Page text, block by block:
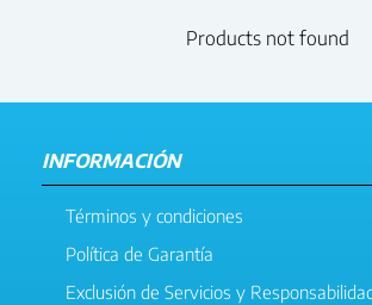
Products not found
INFORMACIÓN
Términos y condiciones
Política de Garantía
Exclusión de Servicios y